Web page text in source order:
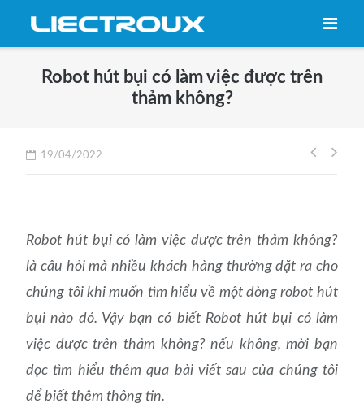
Robot hút bụi có làm việc được trên
thảm không?
19/04/2022
Điều
Robot hút bụi có làm việc được trên thảm không?
là câu hỏi mà nhiều khách hàng thường đặt ra cho
chúng tôi khi muốn tìm hiểu về một dòng robot hút
bụi nào đó. Vậy bạn có biết Robot hút bụi có làm
việc được trên thảm không? nếu không, mời bạn
đọc tìm hiểu thêm qua bài viết sau của chúng tôi
để biết thêm thông tin.